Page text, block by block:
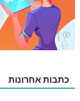
כתבות אחרונות